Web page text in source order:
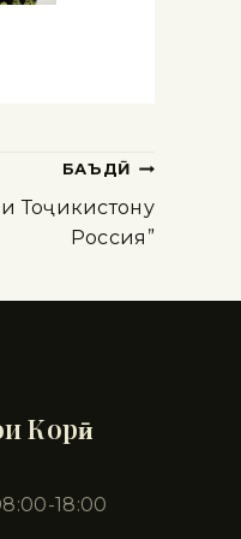
БАЪДӢ
Тоҷикистону
Россия”
Корӣ
18:00